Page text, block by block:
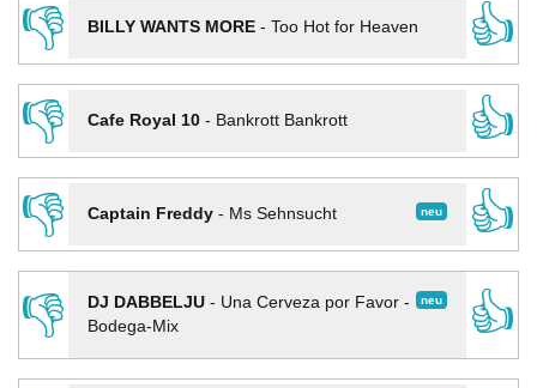
👎
BILLY WANTS MORE- Too Hot for Heaven
👍
👎
Cafe Royal 10- Bankrott Bankrott
👍
👎
neu
Captain Freddy- Ms Sehnsucht
👍
👎
neu
DJ DABBELJU- Una Cerveza por Favor -
Bodega-Mix
👍